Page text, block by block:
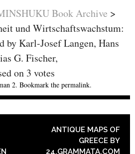
Book Archive >
und Wirtschaftswachstum:
by Karl-Josef Langen, Hans
G. Fischer,
on 3 votes
2. Bookmark the permalink.
ANTIQUE MAPS OF
GREECE BY
24.GRAMMATA.COM